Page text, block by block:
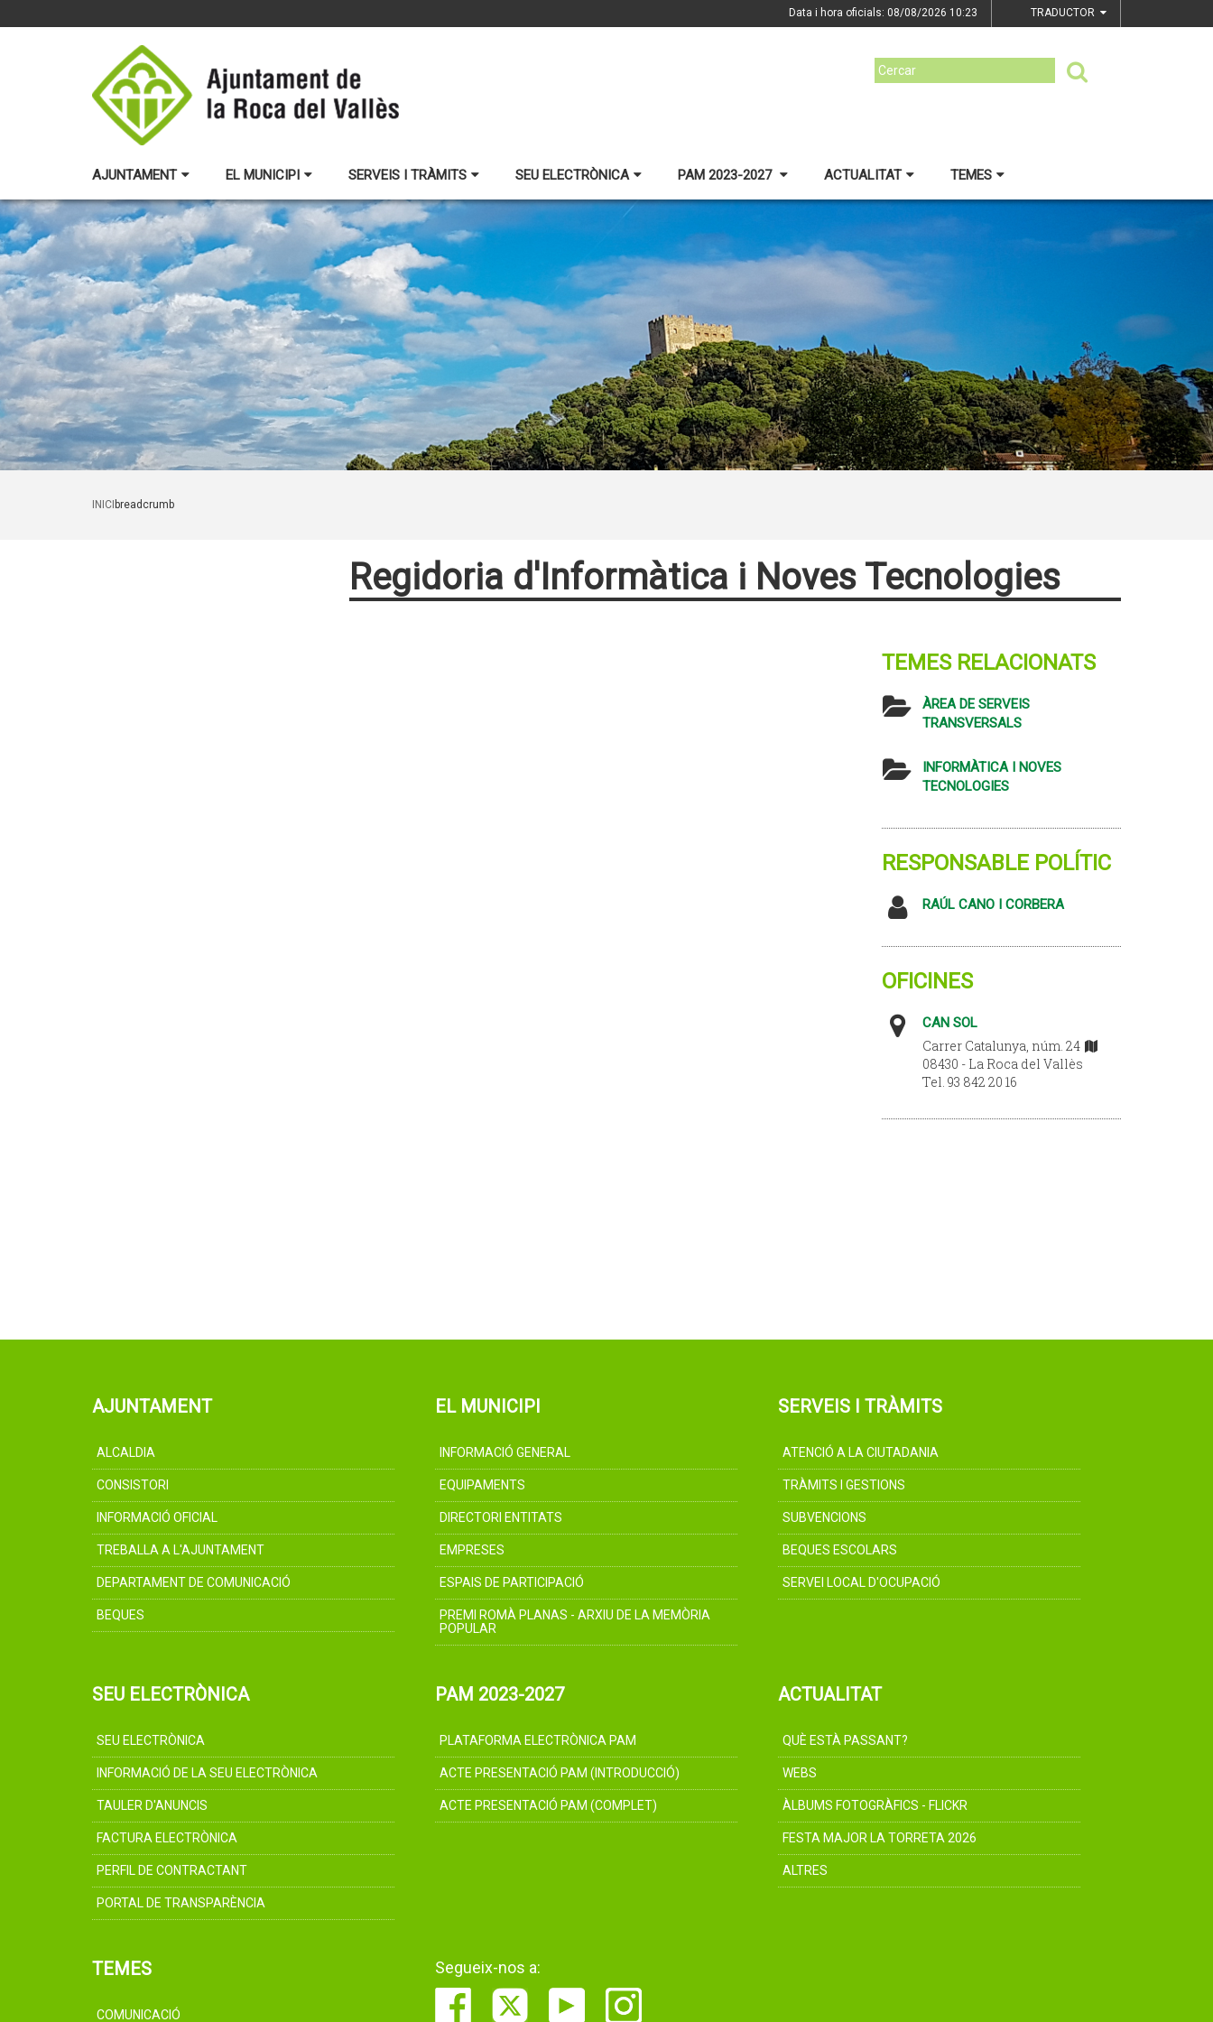
Data i hora oficials: 08/08/2026 10:23 TRADUCTOR
AJUNTAMENT EL MUNICIPI SERVEIS I TRÀMITS SEU ELECTRÒNICA PAM 2023-2027 ACTUALITAT TEMES
INICI breadcrumb
Regidoria d'Informàtica i Noves Tecnologies
TEMES RELACIONATS
ÀREA DE SERVEIS
TRANSVERSALS
INFORMÀTICA I NOVES
TECNOLOGIES
RESPONSABLE POLÍTIC
RAÚL CANO I CORBERA
OFICINES
CAN SOL
Carrer Catalunya, núm. 24
08430 - La Roca del Vallès
Tel. 93 842 20 16
AJUNTAMENT
ALCALDIA
CONSISTORI
INFORMACIÓ OFICIAL
TREBALLA A L'AJUNTAMENT
DEPARTAMENT DE COMUNICACIÓ
BEQUES
EL MUNICIPI
INFORMACIÓ GENERAL
EQUIPAMENTS
DIRECTORI ENTITATS
EMPRESES
ESPAIS DE PARTICIPACIÓ
PREMI ROMÀ PLANAS - ARXIU DE LA MEMÒRIA
POPULAR
SERVEIS I TRÀMITS
ATENCIÓ A LA CIUTADANIA
TRÀMITS I GESTIONS
SUBVENCIONS
BEQUES ESCOLARS
SERVEI LOCAL D'OCUPACIÓ
SEU ELECTRÒNICA
SEU ELECTRÒNICA
INFORMACIÓ DE LA SEU ELECTRÒNICA
TAULER D'ANUNCIS
FACTURA ELECTRÒNICA
PERFIL DE CONTRACTANT
PORTAL DE TRANSPARÈNCIA
PAM 2023-2027
PLATAFORMA ELECTRÒNICA PAM
ACTE PRESENTACIÓ PAM (INTRODUCCIÓ)
ACTE PRESENTACIÓ PAM (COMPLET)
ACTUALITAT
QUÈ ESTÀ PASSANT?
WEBS
ÀLBUMS FOTOGRÀFICS - FLICKR
FESTA MAJOR LA TORRETA 2026
ALTRES
TEMES
COMUNICACIÓ
Segueix-nos a: